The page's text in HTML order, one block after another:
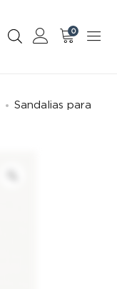
0
Sandalias para